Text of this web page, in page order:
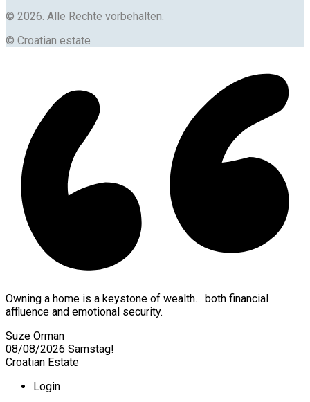
© 2026. Alle Rechte vorbehalten.
© Croatian estate
Owning a home is a keystone of wealth… both financial
affluence and emotional security.
Suze Orman
08/08/2026 Samstag!
Croatian Estate
Login